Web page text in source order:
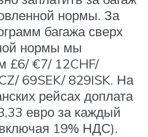
нормы. За
багажа сверх
нормы мы
£6/ €7/ 12CHF/
69SEK/ 829ISK. На
рейсах доплата
евро за каждый
19% НДС).